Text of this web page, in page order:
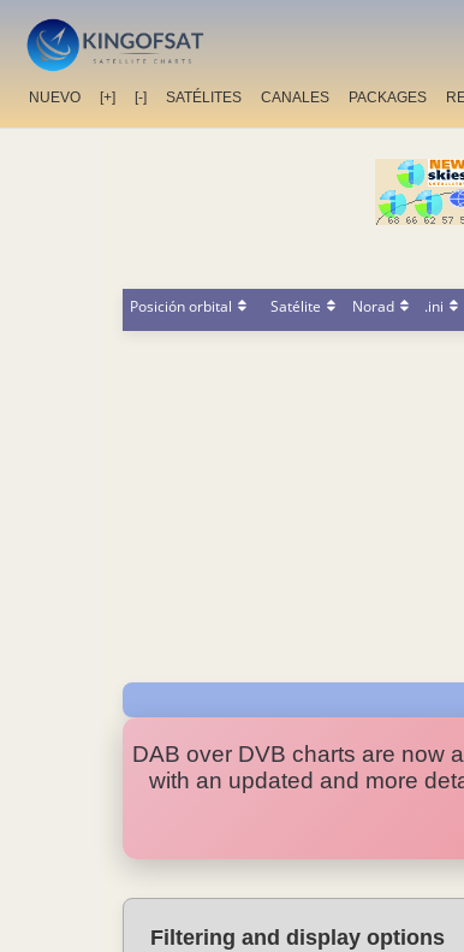
NUEVO [+] [-] SATÉLITES CANALES PACKAGES
Posición orbital Satélite Norad .ini
DAB over DVB charts are now
with an updated and more
Filtering and display options